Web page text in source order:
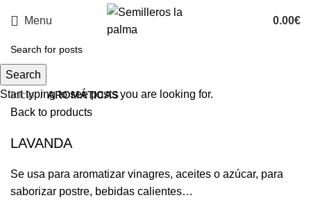
Menu 0.00€
Inicio
AROMÁTICAS
Back to products
LAVANDA
Se usa para aromatizar vinagres, aceites o azúcar, para
saborizar postre, bebidas calientes…
Search
Start typing to see posts you are looking for.